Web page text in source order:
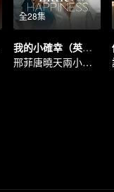
全28集
我的小確幸（英語版）
邢菲唐曉天兩小無猜甜戀